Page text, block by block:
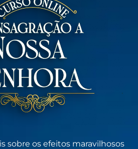
sobre os efeitos maravilhosos